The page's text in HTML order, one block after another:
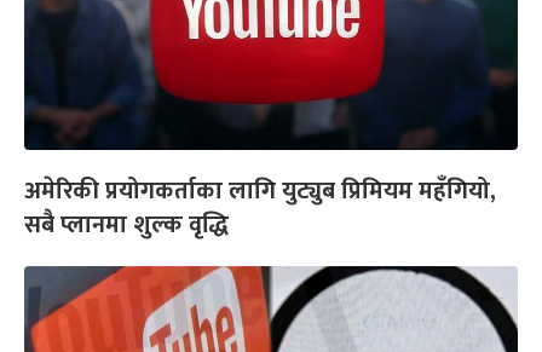
अमेरिकी प्रयोगकर्ताका लागि युट्युब प्रिमियम महँगियो,
सबै प्लानमा शुल्क वृद्धि